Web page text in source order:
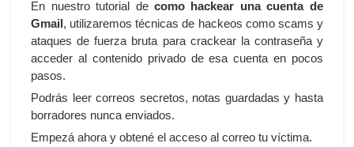
En nuestro tutorial de como hackear una cuenta de
Gmail, utilizaremos técnicas de hackeos como scams y
ataques de fuerza bruta para crackear la contraseña y
acceder al contenido privado de esa cuenta en pocos
pasos.
Podrás leer correos secretos, notas guardadas y hasta
borradores nunca enviados.
Empezá ahora y obtené el acceso al correo tu víctima.